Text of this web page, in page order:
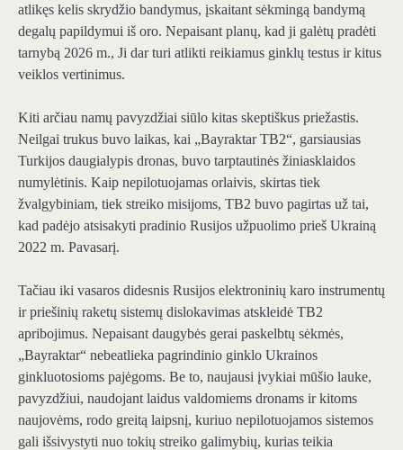
atlikęs kelis skrydžio bandymus, įskaitant sėkmingą bandymą
degalų papildymui iš oro. Nepaisant planų, kad ji galėtų pradėti
tarnybą 2026 m., Ji dar turi atlikti reikiamus ginklų testus ir kitus
veiklos vertinimus.
Kiti arčiau namų pavyzdžiai siūlo kitas skeptiškus priežastis.
Neilgai trukus buvo laikas, kai „Bayraktar TB2“, garsiausias
Turkijos daugialypis dronas, buvo tarptautinės žiniasklaidos
numylėtinis. Kaip nepilotuojamas orlaivis, skirtas tiek
žvalgybiniam, tiek streiko misijoms, TB2 buvo pagirtas už tai,
kad padėjo atsisakyti pradinio Rusijos užpuolimo prieš Ukrainą
2022 m. Pavasarį.
Tačiau iki vasaros didesnis Rusijos elektroninių karo instrumentų
ir priešinių raketų sistemų dislokavimas atskleidė TB2
apribojimus. Nepaisant daugybės gerai paskelbtų sėkmės,
„Bayraktar“ nebeatlieka pagrindinio ginklo Ukrainos
ginkluotosioms pajėgoms. Be to, naujausi įvykiai mūšio lauke,
pavyzdžiui, naudojant laidus valdomiems dronams ir kitoms
naujovėms, rodo greitą laipsnį, kuriuo nepilotuojamos sistemos
gali išsivystyti nuo tokių streiko galimybių, kurias teikia